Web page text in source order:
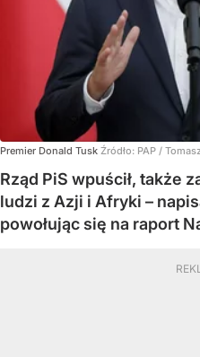
Premier Donald Tusk Źródło: PAP /
Rząd PiS wpuścił, także
ludzi z Azji i Afryki –
powołując się na raport